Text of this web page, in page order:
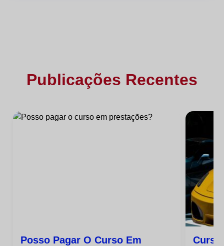
Publicações Recentes
Posso Pagar O Curso Em
Curso